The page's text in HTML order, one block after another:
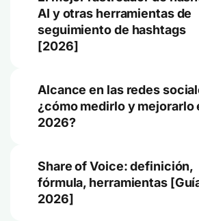
AI y otras herramientas de
seguimiento de hashtags
[2026]
Alcance en las redes
¿cómo medirlo y mejorarlo
2026?
Share of Voice: definición,
fórmula, herramientas
2026]